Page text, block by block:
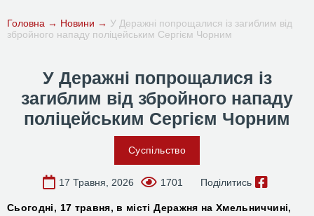
Головна → Новини → У Деражні попрощалися із загиблим від
збройного нападу поліцейським Сергієм Чорним
У Деражні попрощалися із
загиблим від збройного нападу
поліцейським Сергієм Чорним
Суспільство
17 Травня, 2026 1701 Поділитись
Сьогодні, 17 травня, в місті Деражня на Хмельниччині,